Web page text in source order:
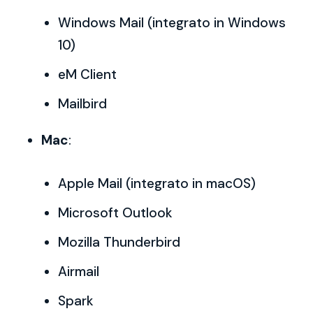
Windows Mail (integrato in Windows
10)
eM Client
Mailbird
Mac:
Apple Mail (integrato in macOS)
Microsoft Outlook
Mozilla Thunderbird
Airmail
Spark